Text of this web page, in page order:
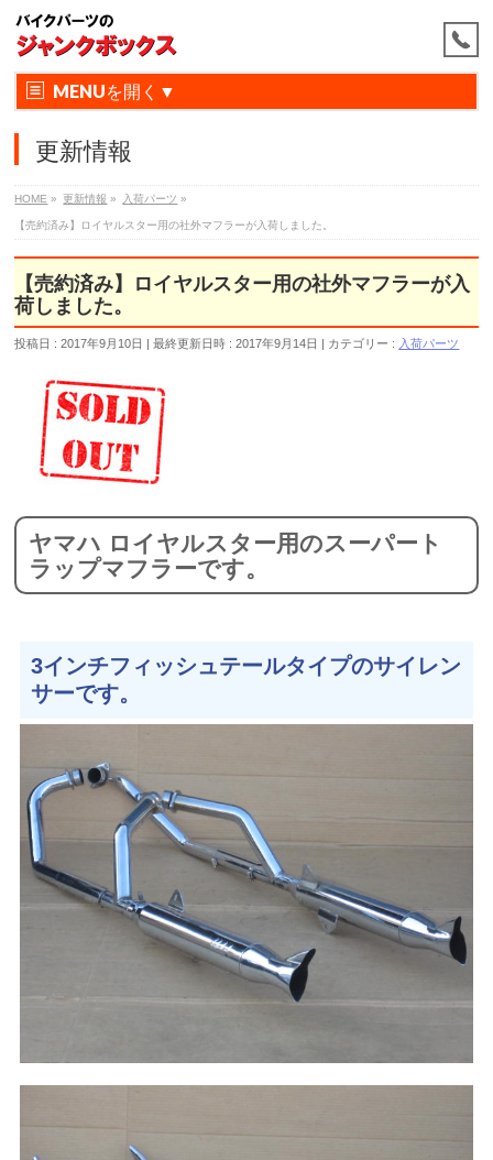
MENU
更新情報
HOME » 更新情報 » 入荷パーツ »
【売約済み】ロイヤルスター用の社外マフラーが入荷しました。
【売約済み】ロイヤルスター用の社外マフラーが入
荷しました。
投稿日 : 2017年9月10日 最終更新日時 : 2017年9月14日 カテゴリー : 入荷パーツ
ヤマハ ロイヤルスター用のスーパート
ラップマフラーです。
3インチフィッシュテールタイプのサイレン
サーです。